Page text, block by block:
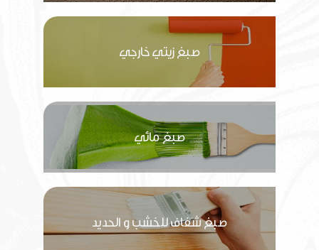
صبغ زيتي خارجي
صبغ مائي
صبغ شفاف للخشب و الحديد